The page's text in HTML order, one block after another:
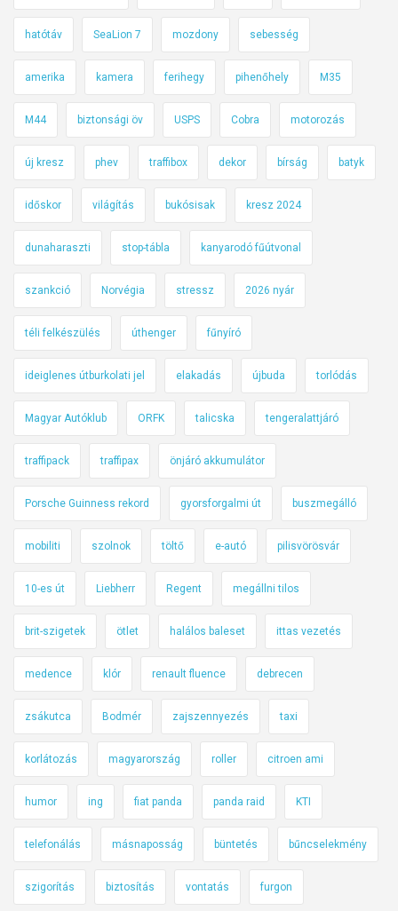
hatótáv SeaLion 7 mozdony sebesség
amerika kamera ferihegy pihenőhely M35
M44 biztonsági öv USPS Cobra motorozás
új kresz phev traffibox dekor bírság batyk
időskor világítás bukósisak kresz 2024
dunaharaszti stop-tábla kanyarodó fűútvonal
szankció Norvégia stressz 2026 nyár
téli felkészülés úthenger fűnyíró
ideiglenes útburkolati jel elakadás újbuda torlódás
Magyar Autóklub ORFK talicska tengeralattjáró
traffipack traffipax önjáró akkumulátor
Porsche Guinness rekord gyorsforgalmi út buszmegálló
mobiliti szolnok töltő e-autó pilisvörösvár
10-es út Liebherr Regent megállni tilos
brit-szigetek ötlet halálos baleset ittas vezetés
medence klór renault fluence debrecen
zsákutca Bodmér zajszennyezés taxi
korlátozás magyarország roller citroen ami
humor ing fiat panda panda raid KTI
telefonálás másnaposság büntetés bűncselekmény
szigorítás biztosítás vontatás furgon